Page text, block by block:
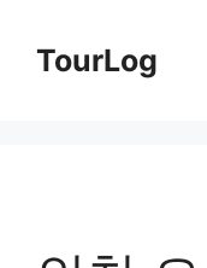
TourLog